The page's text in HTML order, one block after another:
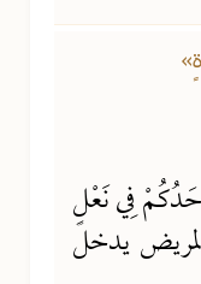
فِي نَعْلٍ
يدخل